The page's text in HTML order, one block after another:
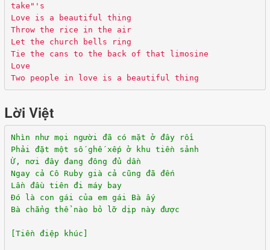
take"'s
Love is a beautiful thing
Throw the rice in the air
Let the church bells ring
Tie the cans to the back of that limosine
Love
Two people in love is a beautiful thing
Lời Việt
Nhìn như mọi người đã có mặt ở đây rồi
Phải đặt một số ghế xếp ở khu tiền sảnh
Ừ, nơi đây đang đông đủ dần
Ngay cả Cô Ruby già cả cũng đã đến
Lần đầu tiên đi máy bay
Đó là con gái của em gái Bà ấy
Bà chẳng thể nào bỏ lỡ dịp này được
[Tiền điệp khúc]